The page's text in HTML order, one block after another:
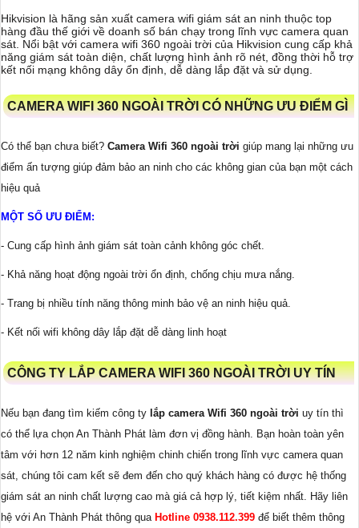
Hikvision là hãng sản xuất camera wifi giám sát an ninh thuộc top
hàng đầu thế giới về doanh số bán chạy trong lĩnh vực camera quan
sát. Nổi bật với camera wifi 360 ngoài trời của Hikvision cung cấp khả
năng giám sát toàn diện, chất lượng hình ảnh rõ nét, đồng thời hỗ trợ
kết nối mạng không dây ổn định, dễ dàng lắp đặt và sử dụng.
CAMERA WIFI 360 NGOÀI TRỜI CÓ NHỮNG ƯU ĐIỂM GÌ
Có thể bạn chưa biết? Camera Wifi 360 ngoài trời giúp mang lại những ưu
điểm ấn tượng giúp đảm bảo an ninh cho các không gian của bạn một cách
hiệu quả
MỘT SỐ ƯU ĐIỂM:
- Cung cấp hình ảnh giám sát toàn cảnh không góc chết.
- Khả năng hoạt động ngoài trời ổn định, chống chịu mưa nắng.
- Trang bị nhiều tính năng thông minh bảo vệ an ninh hiệu quả.
- Kết nối wifi không dây lắp đặt dễ dàng linh hoạt
CÔNG TY LẮP CAMERA WIFI 360 NGOÀI TRỜI UY TÍN
Nếu bạn đang tìm kiếm công ty lắp camera Wifi 360 ngoài trời uy tín thì
có thể lựa chọn An Thành Phát làm đơn vị đồng hành. Bạn hoàn toàn yên
tâm với hơn 12 năm kinh nghiệm chinh chiến trong lĩnh vực camera quan
sát, chúng tôi cam kết sẽ đem đến cho quý khách hàng có được hệ thống
giám sát an ninh chất lượng cao mà giá cả hợp lý, tiết kiệm nhất. Hãy liên
hệ với An Thành Phát thông qua Hotline 0938.112.399 để biết thêm thông